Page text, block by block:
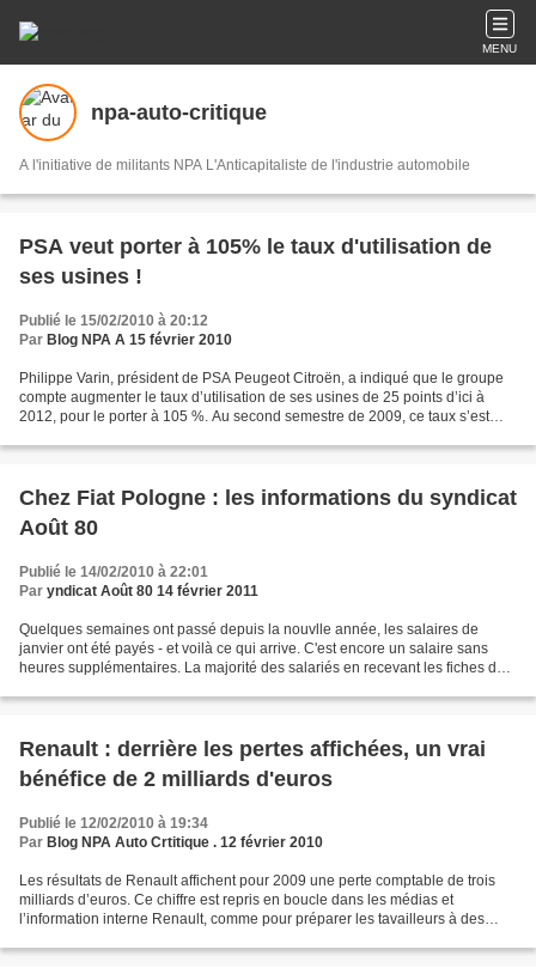
MENU
npa-auto-critique
A l'initiative de militants NPA L'Anticapitaliste de l'industrie automobile
PSA veut porter à 105% le taux d'utilisation de
ses usines !
Publié le 15/02/2010 à 20:12
Par Blog NPA A 15 février 2010
Philippe Varin, président de PSA Peugeot Citroën, a indiqué que le groupe
compte augmenter le taux d’utilisation de ses usines de 25 points d’ici à
2012, pour le porter à 105 %. Au second semestre de 2009, ce taux s’est
Chez Fiat Pologne : les informations du syndicat
Août 80
Publié le 14/02/2010 à 22:01
Par yndicat Août 80 14 février 2011
Quelques semaines ont passé depuis la nouvlle année, les salaires de
janvier ont été payés - et voilà ce qui arrive. C'est encore un salaire sans
heures supplémentaires. La majorité des salariés en recevant les fiches de
Renault : derrière les pertes affichées, un vrai
bénéfice de 2 milliards d'euros
Publié le 12/02/2010 à 19:34
Par Blog NPA Auto Crtitique . 12 février 2010
Les résultats de Renault affichent pour 2009 une perte comptable de trois
milliards d’euros. Ce chiffre est repris en boucle dans les médias et
l’information interne Renault, comme pour préparer les tavailleurs à des